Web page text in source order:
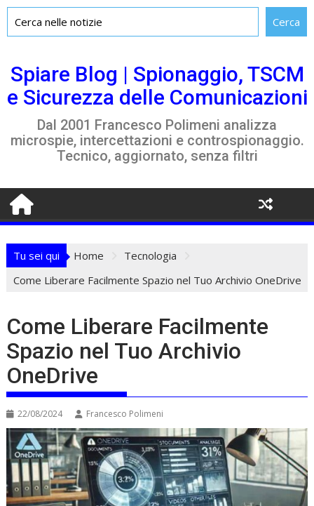
content
Spiare Blog | Spionaggio, TSCM
e Sicurezza delle Comunicazioni
Dal 2001 Francesco Polimeni analizza
microspie, intercettazioni e controspionaggio.
Tecnico, aggiornato, senza filtri
Tu sei qui Home
Tecnologia
Come Liberare Facilmente Spazio nel Tuo Archivio OneDrive
Come Liberare Facilmente
Spazio nel Tuo Archivio
OneDrive
22/08/2024 Francesco Polimeni